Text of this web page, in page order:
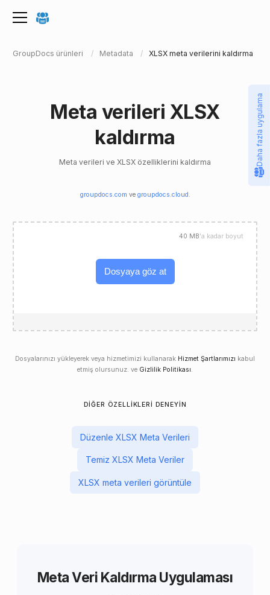
GroupDocs ürünleri Metadata XLSX meta verilerini kaldırma
Meta verileri XLSX
kaldırma
Meta verileri ve XLSX özelliklerini kaldırma
groupdocs.com ve groupdocs.cloud .
Dosyaya göz at
40 MB'a kadar boyut
Dosyalarınızı yükleyerek veya hizmetimizi kullanarak Hizmet Şartlarımızı kabul
etmiş olursunuz. ve Gizlilik Politikası.
DIĞER ÖZELLIKLERI DENEYIN
Düzenle XLSX Meta Verileri
Temiz XLSX Meta Veriler
XLSX meta verileri görüntüle
Meta Veri Kaldırma Uygulaması
Daha fazla uygulama